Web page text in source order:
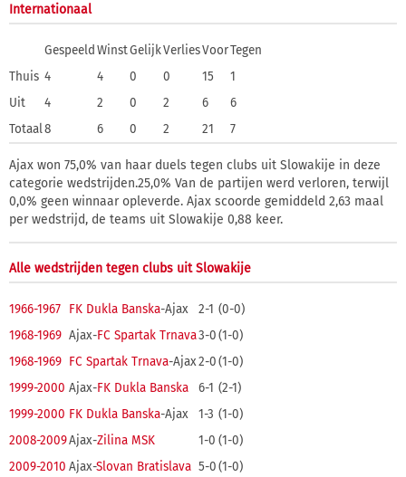
Internationaal
Gespeeld WinstGelijkVerliesVoorTegen
Thuis 4 4 0 0 15
1
Uit
4 2 0 2 6
6
Totaal8 6 0 2 21 7
Ajax won 75,0% van haar duels tegen clubs uit Slowakije in deze
categorie wedstrijden.25,0% Van de partijen werd verloren, terwijl
0,0% geen winnaar opleverde. Ajax scoorde gemiddeld 2,63 maal
per wedstrijd, de teams uit Slowakije 0,88 keer.
Alle wedstrijden tegen clubs uit Slowakije
1966-1967 FK Dukla Banska-Ajax 2-1 (0-0)
1968-1969 Ajax-FC Spartak Trnava3-0(1-0)
1968-1969 FC Spartak Trnava-Ajax2-0(1-0)
1999-2000 Ajax-FK Dukla Banska 6-1 (2-1)
1999-2000 FK Dukla Banska-Ajax 1-3 (1-0)
2008-2009Ajax-Zilina MSK 1-0 (1-0)
2009-2010 Ajax-Slovan Bratislava 5-0(1-0)